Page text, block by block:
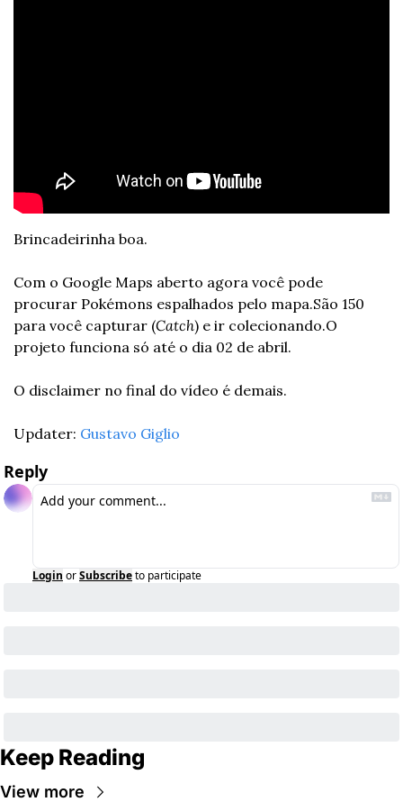
Brincadeirinha boa.
Com o Google Maps aberto agora você pode
procurar Pokémons espalhados pelo mapa.São 150
para você capturar (Catch) e ir colecionando.O
projeto funciona só até o dia 02 de abril.
O disclaimer no final do vídeo é demais.
Updater: Gustavo Giglio
Reply
Login orSubscribeto participate
Keep Reading
View more